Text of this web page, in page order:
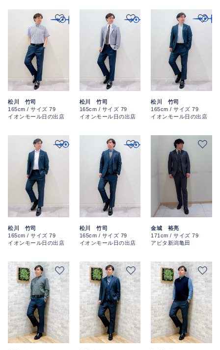
松川 竹司
165cm / サイズ 79
イオンモール日の出店
松川 竹司
165cm / サイズ 79
イオンモール日の出店
松川 竹司
165cm / サイズ 79
イオンモール日の出店
松川 竹司
165cm / サイズ 79
イオンモール日の出店
松川 竹司
165cm / サイズ 79
イオンモール日の出店
金城 裕亮
171cm / サイズ 79
アピタ新潟亀田